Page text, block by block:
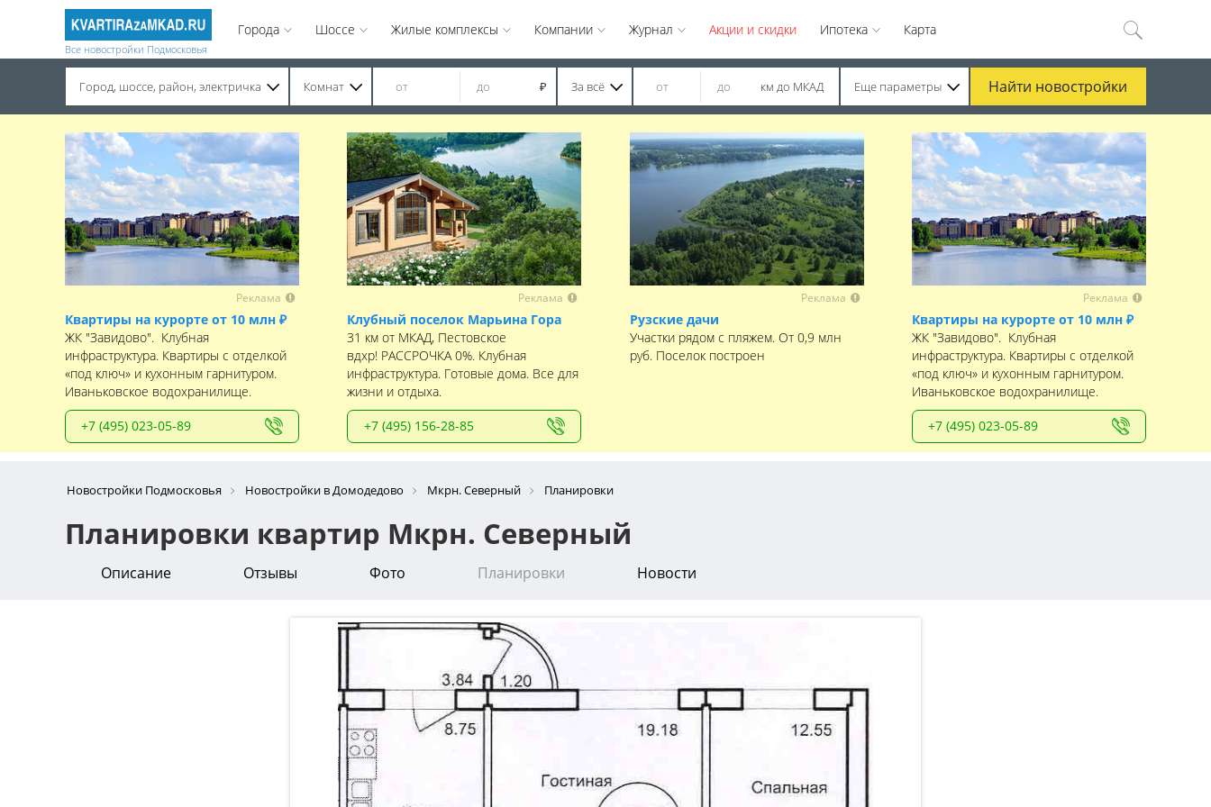
Все новостройки Подмосковья
Города Шоссе Жилые комплексы Компании Журнал Акции и скидки Ипотека Карта
Город, шоссе, район, электричка Комнат ₽ За всё км до МКАД Еще параметры Найти новостройки
Реклама
Квартиры на курорте от 10 млн ₽
ЖК "Завидово". Клубная
инфраструктура. Квартиры с отделкой
«под ключ» и кухонным гарнитуром.
Иваньковское водохранилище.
+7 (495) 023-05-89
Реклама
Клубный поселок Марьина Гора
31 км от МКАД, Пестовское
вдхр! РАССРОЧКА 0%. Клубная
инфраструктура. Готовые дома. Все для
жизни и отдыха.
+7 (495) 156-28-85
Реклама
Рузские дачи
Участки рядом с пляжем. От 0,9 млн
руб. Поселок построен
Реклама
Квартиры на курорте от 10 млн ₽
ЖК "Завидово". Клубная
инфраструктура. Квартиры с отделкой
«под ключ» и кухонным гарнитуром.
Иваньковское водохранилище.
+7 (495) 023-05-89
Новостройки Подмосковья Новостройки в Домодедово Мкрн. Северный Планировки
Планировки квартир Мкрн. Северный
Описание Отзывы Фото Планировки Новости